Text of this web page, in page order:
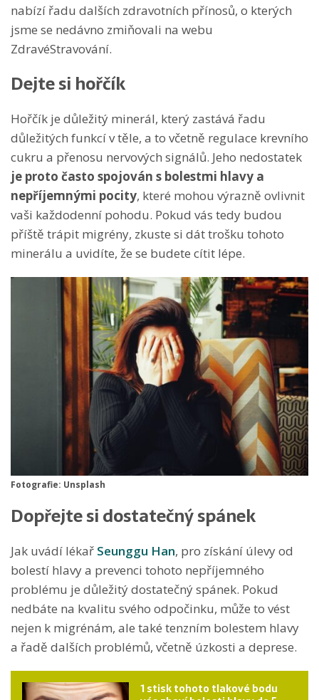
nabízí řadu dalších zdravotních přínosů, o kterých
jsme se nedávno zmiňovali na webu
ZdravéStravování.
Dejte si hořčík
Hořčík je důležitý minerál, který zastává řadu
důležitých funkcí v těle, a to včetně regulace krevního
cukru a přenosu nervových signálů. Jeho nedostatek
je proto často spojován s bolestmi hlavy a
nepříjemnými pocity, které mohou výrazně ovlivnit
vaši každodenní pohodu. Pokud vás tedy budou
příště trápit migrény, zkuste si dát trošku tohoto
minerálu a uvidíte, že se budete cítit lépe.
Fotografie: Unsplash
Dopřejte si dostatečný spánek
Jak uvádí lékař Seunggu Han, pro získání úlevy od
bolestí hlavy a prevenci tohoto nepříjemného
problému je důležitý dostatečný spánek. Pokud
nedbáte na kvalitu svého odpočinku, může to vést
nejen k migrénám, ale také tenzním bolestem hlavy
a řadě dalších problémů, včetně úzkosti a deprese.
1 stisk tohoto tlakové bodu